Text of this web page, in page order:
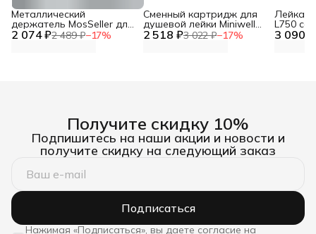
2 074 ₽2 489 ₽−17%
Металлический
держатель MosSeller для
смартфона с 2 518 ₽3 022 ₽−17%
Сменный картридж для
душевой лейки Miniwell
L750, угольный 3 090 ₽
Лейка
L750 со
Получите скидку 10%
Подпишитесь на наши акции и новости и
получите скидку на следующий заказ
Подписаться
Нажимая «Подписаться», вы даете согласие на